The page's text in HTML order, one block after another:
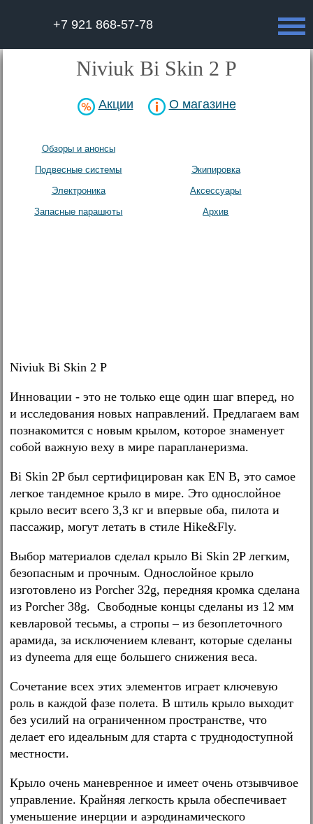
+7 921 868-57-78
Niviuk Bi Skin 2 P
Акции О магазине
Обзоры и анонсы
Подвесные системы
Экипировка
Электроника
Аксесcуары
Запасные парашюты
Архив
Niviuk Bi Skin 2 P
Инновации - это не только еще один шаг вперед, но
и исследования новых направлений. Предлагаем вам
познакомится с новым крылом, которое знаменует
собой важную веху в мире парапланеризма.
Bi Skin 2P был сертифицирован как EN B, это самое
легкое тандемное крыло в мире. Это однослойное
крыло весит всего 3,3 кг и впервые оба, пилота и
пассажир, могут летать в стиле Hike&Fly.
Выбор материалов сделал крыло Bi Skin 2P легким,
безопасным и прочным. Однослойное крыло
изготовлено из Porcher 32g, передняя кромка сделана
из Porcher 38g. Свободные концы сделаны из 12 мм
кевларовой тесьмы, а стропы – из безоплеточного
арамида, за исключением клевант, которые сделаны
из dyneema для еще большего снижения веса.
Сочетание всех этих элементов играет ключевую
роль в каждой фазе полета. В штиль крыло выходит
без усилий на ограниченном пространстве, что
делает его идеальным для старта с труднодоступной
местности.
Крыло очень маневренное и имеет очень отзывчивое
управление. Крайняя легкость крыла обеспечивает
уменьшение инерции и аэродинамического